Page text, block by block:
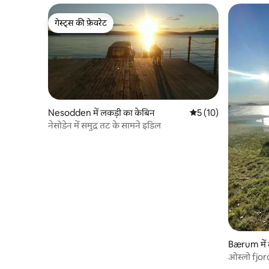
गेस्ट्स की फ़ेवरेट
गेस्ट्स की फ़ेवरेट
Nesodden में लकड़ी का केबिन औसत रेटिंग 5 में से 5, 10
5 (10)
नेसोडेन में समुद्र तट के सामने इडिल
Bærum में
ओस्लो